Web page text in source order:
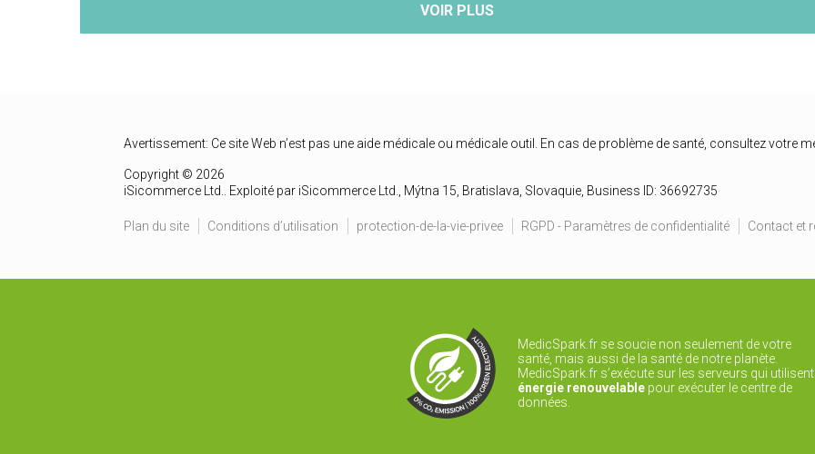
VOIR PLUS
Avertissement: Ce site Web n’est pas une aide médicale ou médicale outil. En cas de problème de santé, consultez votre
Copyright © 2026
iSicommerce Ltd.. Exploité par iSicommerce Ltd., Mýtna 15, Bratislava, Slovaquie, Business ID: 36692735
Plan du site Conditions d’utilisation protection-de-la-vie-privee RGPD - Paramètres de confidentialité Contact et
MedicSpark.fr se soucie non seulement de votre
santé, mais aussi de la santé de notre planète.
MedicSpark.fr s’exécute sur les serveurs qui utilisent
énergie renouvelable pour exécuter le centre de
données.